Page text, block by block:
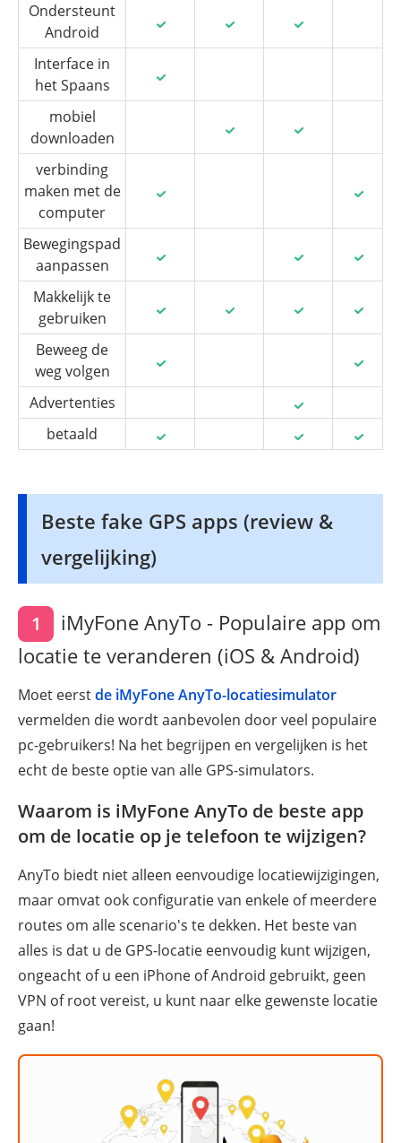
Ondersteunt
Android
Interface in
het Spaans
mobiel
downloaden
verbinding
maken met de
computer
Bewegingspad
aanpassen
Makkelijk te
gebruiken
Beweeg de
weg volgen
Advertenties
betaald
Beste fake GPS apps (review &
vergelijking)
1
iMyFone AnyTo - Populaire app om
locatie te veranderen (iOS & Android)
Moet eerstde iMyFone AnyTo-locatiesimulator
vermelden die wordt aanbevolen door veel populaire
pc-gebruikers! Na het begrijpen en vergelijken is het
echt de beste optie van alle GPS-simulators.
Waarom is iMyFone AnyTo de beste app
om de locatie op je telefoon te wijzigen?
AnyTo biedt niet alleen eenvoudige locatiewijzigingen,
maar omvat ook configuratie van enkele of meerdere
routes om alle scenario's te dekken. Het beste van
alles is dat u de GPS-locatie eenvoudig kunt wijzigen,
ongeacht of u een iPhone of Android gebruikt, geen
VPN of root vereist, u kunt naar elke gewenste locatie
gaan!